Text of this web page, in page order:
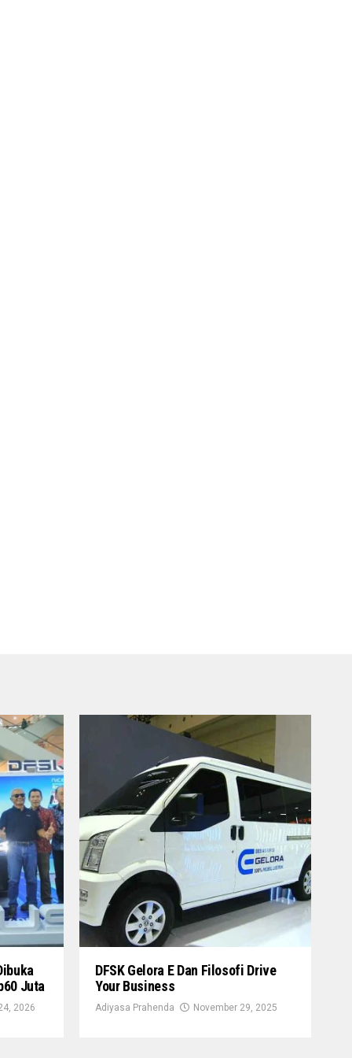
Juta
2026
DFSK Gelora E Dan Filosofi Drive
Your Business
Adiyasa Prahenda November 29, 2025